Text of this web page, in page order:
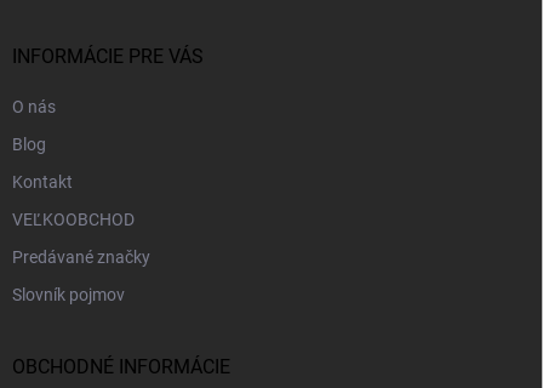
INFORMÁCIE PRE VÁS
O nás
Blog
Kontakt
VEĽKOOBCHOD
Predávané značky
Slovník pojmov
OBCHODNÉ INFORMÁCIE